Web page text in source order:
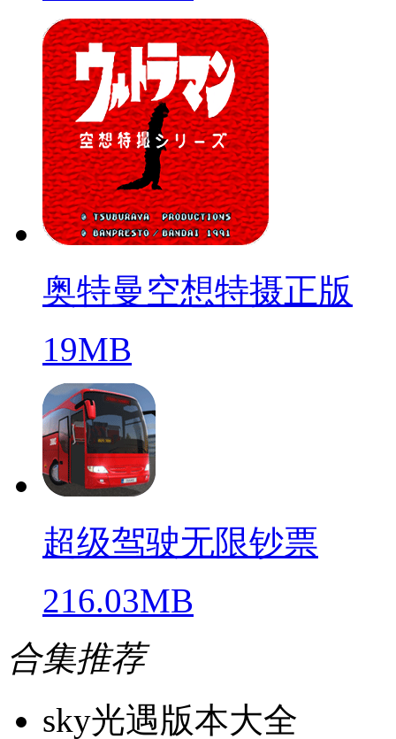
奥特曼空想特摄正版
19MB
超级驾驶无限钞票
216.03MB
合集推荐
sky光遇版本大全